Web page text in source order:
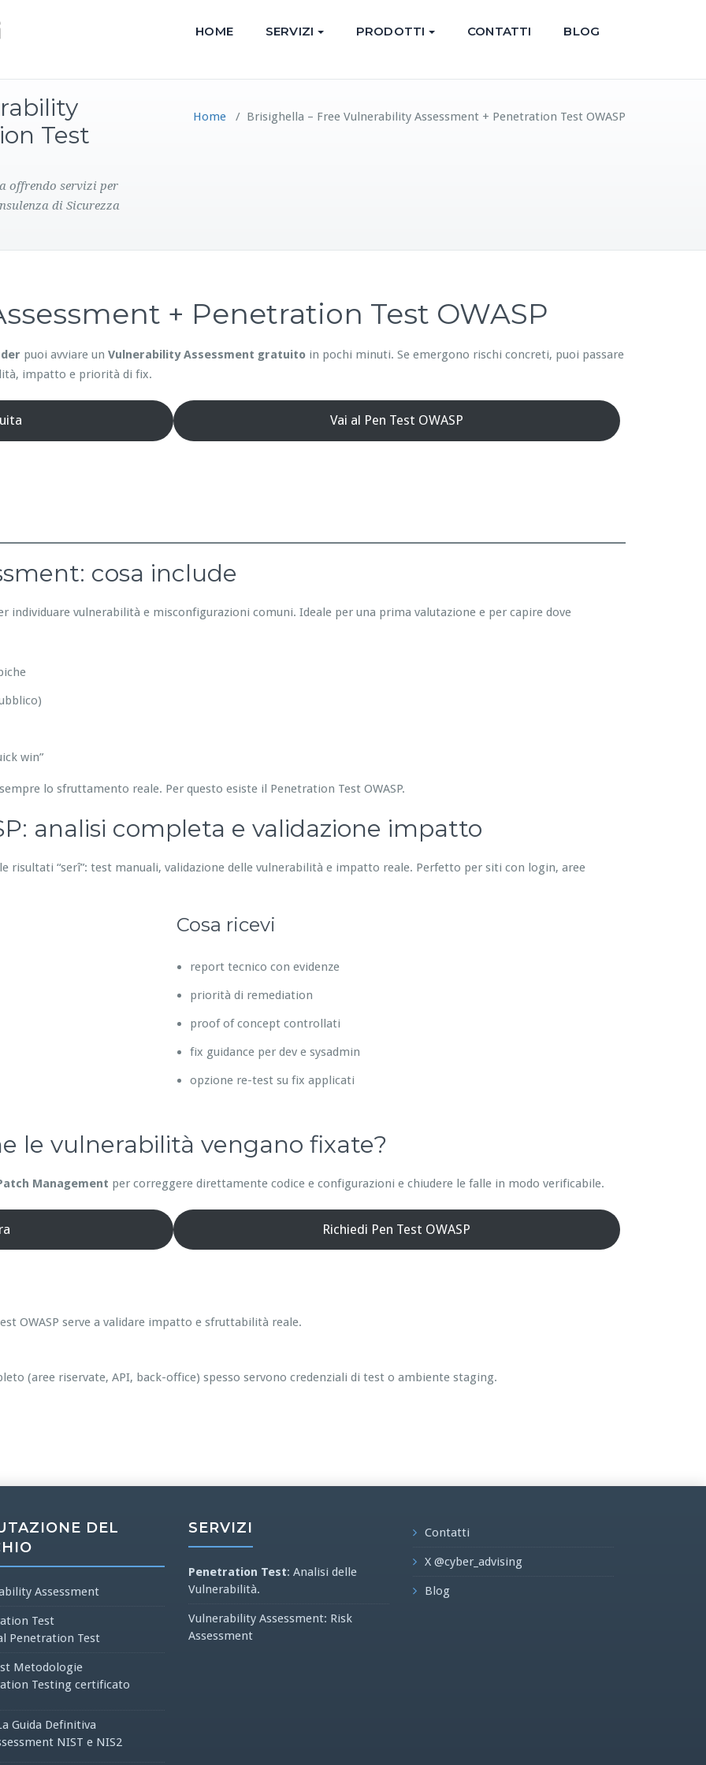
HOME SERVIZI PRODOTTI CONTATTI BLOG
Test
offrendo servizi per
di Sicurezza
Home / Brisighella – Free Vulnerability Assessment + Penetration Test OWASP
+ Penetration Test OWASP
puoi avviare un Vulnerability Assessment gratuito in pochi minuti. Se emergono rischi concreti, puoi passare
impatto e priorità di fix.
Vai al Pen Test OWASP
cosa include
individuare vulnerabilità e misconfigurazioni comuni. Ideale per una prima valutazione e per capire dove
win”
lo sfruttamento reale. Per questo esiste il Penetration Test OWASP.
analisi completa e validazione impatto
risultati “serî”: test manuali, validazione delle vulnerabilità e impatto reale. Perfetto per siti con login, aree
Cosa ricevi
report tecnico con evidenze
priorità di remediation
proof of concept controllati
fix guidance per dev e sysadmin
opzione re-test su fix applicati
le vulnerabilità vengano fixate?
Management per correggere direttamente codice e configurazioni e chiudere le falle in modo verificabile.
Richiedi Pen Test OWASP
OWASP serve a validare impatto e sfruttabilità reale.
(aree riservate, API, back-office) spesso servono credenziali di test o ambiente staging.
DEL
Assessment
Test
Penetration Test
Metodologie
Testing certificato
Guida Definitiva
NIST e NIS2
SERVIZI
Penetration Test: Analisi delle
Vulnerabilità.
Vulnerability Assessment: Risk
Assessment
Contatti
X @cyber_advising
Blog